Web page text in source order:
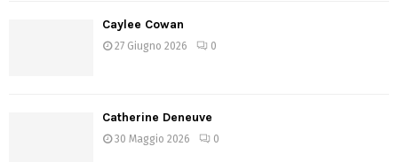
Caylee Cowan
27 Giugno 2026 0
Catherine Deneuve
30 Maggio 2026 0